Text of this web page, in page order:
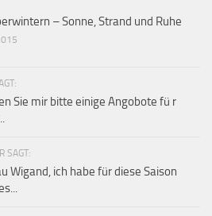
– Sonne, Strand und Ruhe
Sie mir bitte einige Angobote fü r
SAGT:
Wigand, ich habe für diese Saison